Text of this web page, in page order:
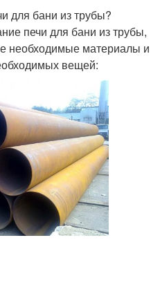
для бани из трубы?
печи для бани из трубы,
необходимые материалы и
вещей: